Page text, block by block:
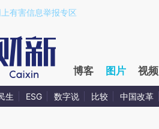
上有害信息举报专区
博客 图片 视频
生 ESG 数字说 比较 中国改革